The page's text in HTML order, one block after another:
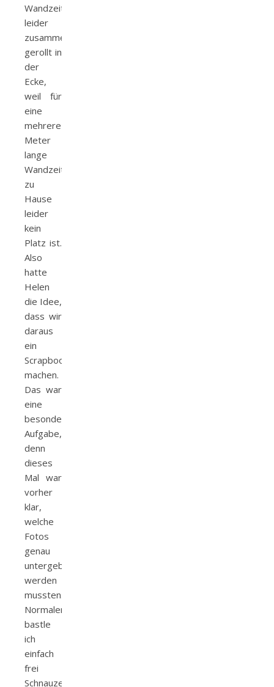
Wandzeitung
leider
zusammen
gerollt in
der
Ecke,
weil für
eine
mehrere
Meter
lange
Wandzeitung
zu
Hause
leider
kein
Platz ist.
Also
hatte
Helen
die Idee,
dass wir
daraus
ein
Scrapbook
machen.
Das war
eine
besondere
Aufgabe,
denn
dieses
Mal war
vorher
klar,
welche
Fotos
genau
untergebracht
werden
mussten.
Normalerweise
bastle
ich
einfach
frei
Schnauze